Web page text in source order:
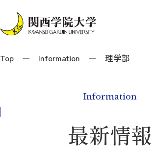
Top Information 理学部
Information
最新情報